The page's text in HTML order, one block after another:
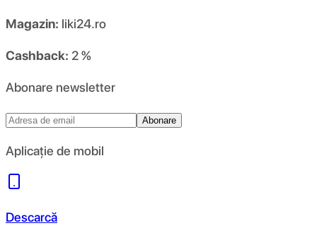
Magazin: liki24.ro
Cashback: 2 %
Abonare newsletter
Abonare
Aplicație de mobil
Descarcă